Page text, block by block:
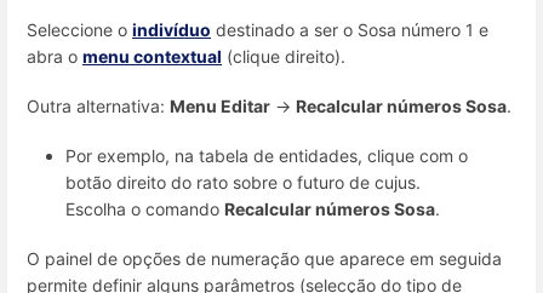
Seleccione o indivíduo destinado a ser o Sosa número 1 e
abra o menu contextual (clique direito).
Outra alternativa: Menu Editar -> Recalcular números Sosa.
Por exemplo, na tabela de entidades, clique com o
botão direito do rato sobre o futuro de cujus.
Escolha o comando Recalcular números Sosa.
O painel de opções de numeração que aparece em seguida
permite definir alguns parâmetros (selecção do tipo de